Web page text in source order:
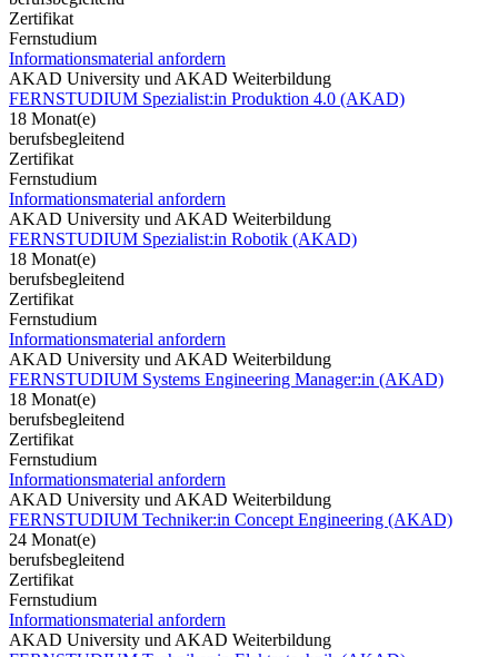
Zertifikat
Fernstudium
Informationsmaterial anfordern
AKAD University und AKAD Weiterbildung
FERNSTUDIUM Spezialist:in Produktion 4.0 (AKAD)
18 Monat(e)
berufsbegleitend
Zertifikat
Fernstudium
Informationsmaterial anfordern
AKAD University und AKAD Weiterbildung
FERNSTUDIUM Spezialist:in Robotik (AKAD)
18 Monat(e)
berufsbegleitend
Zertifikat
Fernstudium
Informationsmaterial anfordern
AKAD University und AKAD Weiterbildung
FERNSTUDIUM Systems Engineering Manager:in (AKAD)
18 Monat(e)
berufsbegleitend
Zertifikat
Fernstudium
Informationsmaterial anfordern
AKAD University und AKAD Weiterbildung
FERNSTUDIUM Techniker:in Concept Engineering (AKAD)
24 Monat(e)
berufsbegleitend
Zertifikat
Fernstudium
Informationsmaterial anfordern
AKAD University und AKAD Weiterbildung